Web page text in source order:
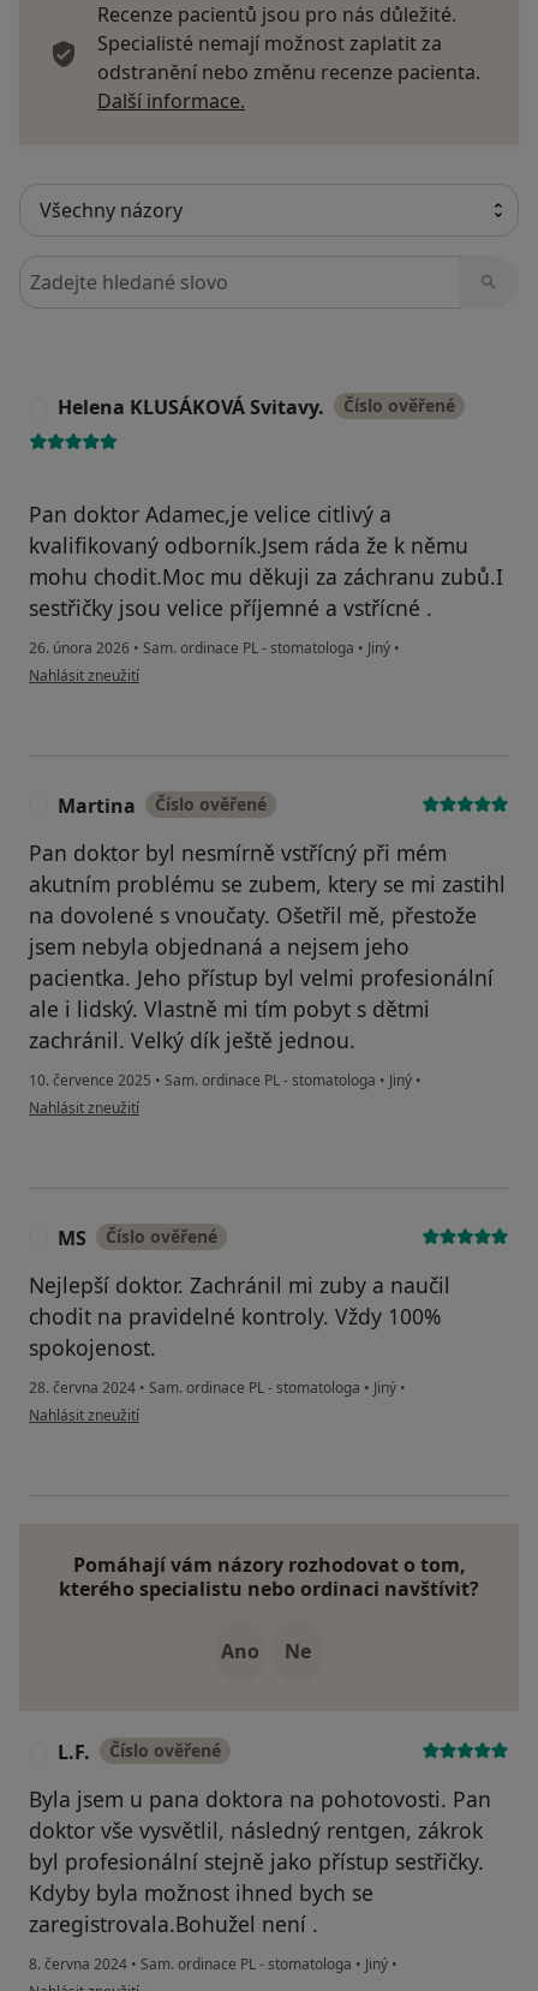
Recenze pacientů jsou pro nás důležité.
Specialisté nemají možnost zaplatit za
odstranění nebo změnu recenze pacienta.
Další informace.
Hledejte v názorech
Helena KLUSÁKOVÁ Svitavy. Číslo ověřené
Pan doktor Adamec,je velice citlivý a
kvalifikovaný odborník.Jsem ráda že k němu
mohu chodit.Moc mu děkuji za záchranu zubů.I
sestřičky jsou velice příjemné a vstřícné .
26. února 2026 • Sam. ordinace PL - stomatologa • Jiný •
podle názoru uživatele Helena KLUSÁKOVÁ Svitavy.
Nahlásit zneužití
Martina Číslo ověřené
Pan doktor byl nesmírně vstřícný při mém
akutním problému se zubem, ktery se mi zastihl
na dovolené s vnoučaty. Ošetřil mě, přestože
jsem nebyla objednaná a nejsem jeho
pacientka. Jeho přístup byl velmi profesionální
ale i lidský. Vlastně mi tím pobyt s dětmi
zachránil. Velký dík ještě jednou.
10. července 2025 • Sam. ordinace PL - stomatologa • Jiný •
podle názoru uživatele Martina
Nahlásit zneužití
MS Číslo ověřené
Nejlepší doktor. Zachránil mi zuby a naučil
chodit na pravidelné kontroly. Vždy 100%
spokojenost.
28. června 2024 • Sam. ordinace PL - stomatologa • Jiný •
podle názoru uživatele MS
Nahlásit zneužití
Pomáhají vám názory rozhodovat o tom,
kterého specialistu nebo ordinaci navštívit?
Ano Ne
L.F. Číslo ověřené
Byla jsem u pana doktora na pohotovosti. Pan
doktor vše vysvětlil, následný rentgen, zákrok
byl profesionální stejně jako přístup sestřičky.
Kdyby byla možnost ihned bych se
zaregistrovala.Bohužel není .
8. června 2024 • Sam. ordinace PL - stomatologa • Jiný •
podle názoru uživatele L.F.